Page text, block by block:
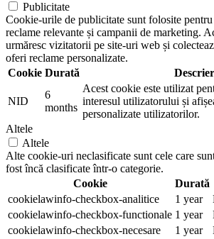
Publicitate
Cookie-urile de publicitate sunt folosite
reclame relevante și campanii de marketing.
urmăresc vizitatorii pe site-uri web și
oferi reclame personalizate.
Cookie Durată
NID
6
months
Acest cookie este utilizat
interesul utilizatorului și
personalizate utilizatorilor.
Altele
Altele
Alte cookie-uri neclasificate sunt cele care
fost încă clasificate într-o categorie.
Cookie
Durată
cookielawinfo-checkbox-analitice
1 year
cookielawinfo-checkbox-functionale 1 year
cookielawinfo-checkbox-necesare
1 year